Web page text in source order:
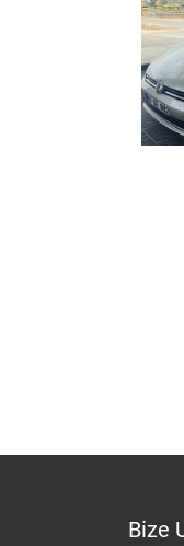
Bize